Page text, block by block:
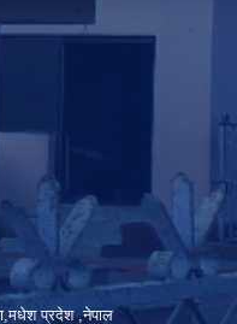
प्रदेश ,नेपाल